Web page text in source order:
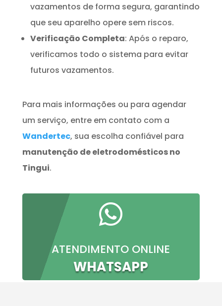
vazamentos de forma segura, garantindo
que seu aparelho opere sem riscos.
Verificação Completa: Após o reparo,
verificamos todo o sistema para evitar
futuros vazamentos.
Para mais informações ou para agendar
um serviço, entre em contato com a
Wandertec, sua escolha confiável para
manutenção de eletrodomésticos no
Tingui.

ATENDIMENTO ONLINE
WHATSAPP